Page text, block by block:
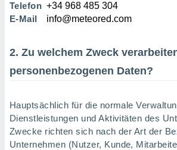
Ihnen
Weitere
jederzeit
Sie
Telefon +34 968 485 304
E-Mail
info@meteored.com
2. Zu welchem Zweck
personenbezogenen Daten?
Hauptsächlich für die normale
Dienstleistungen und Aktivitäten des
Zwecke richten sich nach der Art der
Unternehmen (Nutzer, Kunde,